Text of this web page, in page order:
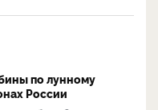
по лунному
России